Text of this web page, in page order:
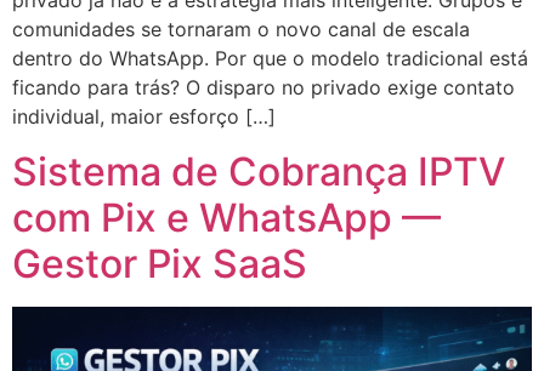
comunidades se tornaram o novo canal de escala
dentro do WhatsApp. Por que o modelo tradicional está
ficando para trás? O disparo no privado exige contato
individual, maior esforço […]
Sistema de Cobrança IPTV
com Pix e WhatsApp —
Gestor Pix SaaS